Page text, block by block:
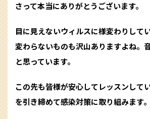
さって本当にありがとうございます。
目に見えないウィルスに様変わりして
変わらないものも沢山ありますよね。
と思っています。
この先も皆様が安心してレッスンして
を引き締めて感染対策に取り組みます。